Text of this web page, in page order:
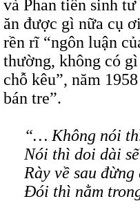
và Phan tiên sinh
ăn được gì nữa cụ
rền rĩ “ngôn luận
thường, không có
chỗ kêu”, năm
bán tre”.
“… Không nói
Nói thì doi dài
Rày về sau
Đói thì nằm